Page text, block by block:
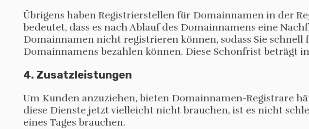
Übrigens haben Registrierstellen für Domainnamen in der
bedeutet, dass es nach Ablauf des Domainnamens eine
Domainnamen nicht registrieren können, sodass Sie schnell
Domainnamens bezahlen können. Diese Schonfrist beträgt in
4. Zusatzleistungen
Um Kunden anzuziehen, bieten Domainnamen-Registrare
diese Dienste jetzt vielleicht nicht brauchen, ist es nicht
eines Tages brauchen.